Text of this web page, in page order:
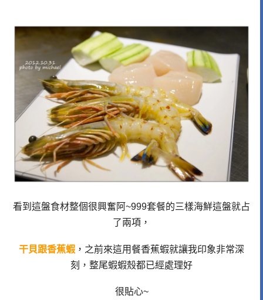
看到這盤食材整個很興奮阿~999套餐的三樣海鮮這盤就占
了兩項，
干貝跟香蕉蝦 ，之前來這用餐香蕉蝦就讓我印象非常深
刻，整尾蝦蝦殼都已經處理好
很貼心~